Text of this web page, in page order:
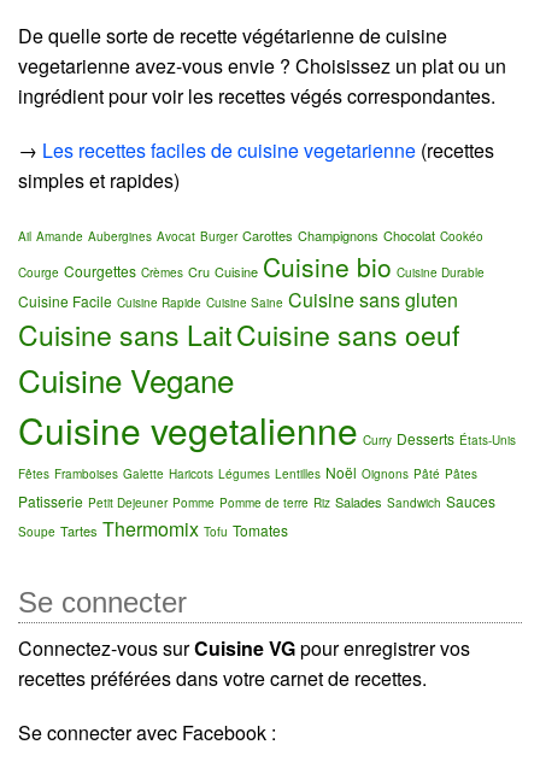
De quelle sorte de recette végétarienne de cuisine
vegetarienne avez-vous envie ? Choisissez un plat ou un
ingrédient pour voir les recettes végés correspondantes.
→ Les recettes faciles de cuisine vegetarienne (recettes
simples et rapides)
Ail Amande Aubergines Avocat Burger Carottes Champignons Chocolat Cookéo
Courge Courgettes Crèmes Cru Cuisine Cuisine bio Cuisine Durable
Cuisine Facile Cuisine Rapide Cuisine Saine Cuisine sans gluten
Cuisine sans LaitCuisine sans oeuf
Cuisine Vegane
Cuisine vegetalienne Curry Desserts États-Unis
Fêtes Framboises Galette Haricots Légumes Lentilles Noël Oignons Pâté Pâtes
Patisserie Petit Dejeuner Pomme Pomme de terre Riz Salades Sandwich Sauces
Soupe Tartes Thermomix Tofu Tomates
Se connecter
Connectez-vous surCuisine VGpour enregistrer vos
recettes préférées dans votre carnet de recettes.
Se connecter avec Facebook :